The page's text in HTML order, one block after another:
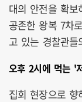
대의 안전을 확
공존한 왕복 7차
고 있는 경찰관들
오후 2시에 먹는 '
집회 현장으로